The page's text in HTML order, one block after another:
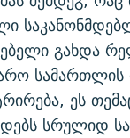
გახდა
ეს
სრულიდ